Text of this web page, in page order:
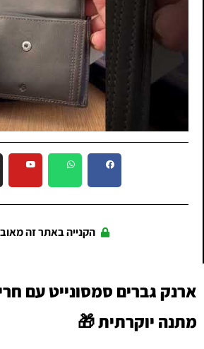
הקנייה באתר זה
ארנק גברים סמסונייט עם
מתנה יוקרתית 🎁